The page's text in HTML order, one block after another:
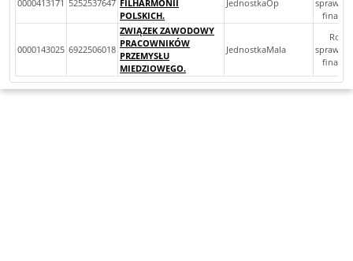
0000413171 5252537647 FILHARMONII
POLSKICH.
JednostkaOp
0000143025 6922506018
ZWIĄZEK ZAWODOWY
PRACOWNIKÓW
PRZEMYSŁU
MIEDZIOWEGO.
JednostkaMala